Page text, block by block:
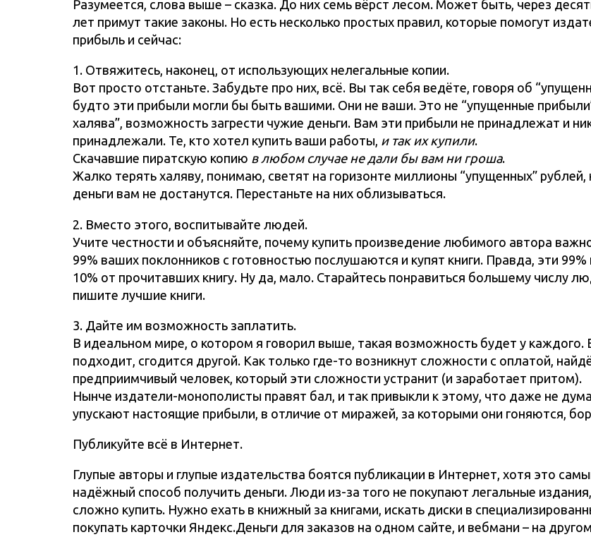
Разумеется, слова выше – сказка. До них семь вёрст лесом. Может быть, через
лет примут такие законы. Но есть несколько простых правил, которые помогут
прибыль и сейчас:
1. Отвяжитесь, наконец, от использующих нелегальные копии.
Вот просто отстаньте. Забудьте про них, всё. Вы так себя ведёте, говоря об
будто эти прибыли могли бы быть вашими. Они не ваши. Это не “упущенные
халява”, возможность загрести чужие деньги. Вам эти прибыли не принадлежат и
принадлежали. Те, кто хотел купить ваши работы, и так их купили.
Скачавшие пиратскую копию в любом случае не дали бы вам ни гроша.
Жалко терять халяву, понимаю, светят на горизонте миллионы “упущенных” рублей,
деньги вам не достанутся. Перестаньте на них облизываться.
2. Вместо этого, воспитывайте людей.
Учите честности и объясняйте, почему купить произведение любимого автора
99% ваших поклонников с готовностью послушаются и купят книги. Правда, эти 99%
10% от прочитавших книгу. Ну да, мало. Старайтесь понравиться большему числу
пишите лучшие книги.
3. Дайте им возможность заплатить.
В идеальном мире, о котором я говорил выше, такая возможность будет у каждого.
подходит, сгодится другой. Как только где-то возникнут сложности с оплатой,
предприимчивый человек, который эти сложности устранит (и заработает притом).
Нынче издатели-монополисты правят бал, и так привыкли к этому, что даже не
упускают настоящие прибыли, в отличие от миражей, за которыми они гоняются,
Публикуйте всё в Интернет.
Глупые авторы и глупые издательства боятся публикации в Интернет, хотя это
надёжный способ получить деньги. Люди из-за того не покупают легальные
сложно купить. Нужно ехать в книжный за книгами, искать диски в
покупать карточки Яндекс.Деньги для заказов на одном сайте, и вебмани – на